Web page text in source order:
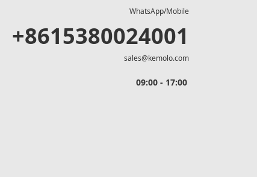
WhatsApp/Mobile
+8615380024001
sales@kemolo.com
09:00 - 17:00